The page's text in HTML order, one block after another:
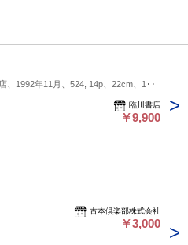
、1992年11月、524, 14p、22cm、1冊
臨川書店
￥9,900
古本倶楽部株式会社
￥3,000